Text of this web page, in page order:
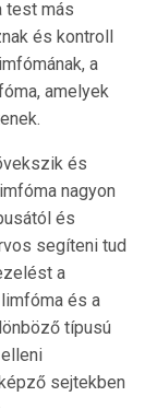
test más
és kontroll
a
amelyek
és
nagyon
és
segíteni tud
a
és a
típusú
sejtekben